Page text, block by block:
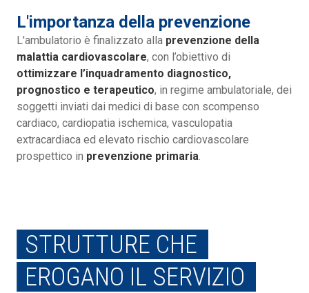
L'importanza della prevenzione
L'ambulatorio è finalizzato alla prevenzione della
malattia cardiovascolare, con l’obiettivo di
ottimizzare l’inquadramento diagnostico,
prognostico e terapeutico, in regime ambulatoriale, dei
soggetti inviati dai medici di base con scompenso
cardiaco, cardiopatia ischemica, vasculopatia
extracardiaca ed elevato rischio cardiovascolare
prospettico in prevenzione primaria.
STRUTTURE CHE
EROGANO IL SERVIZIO